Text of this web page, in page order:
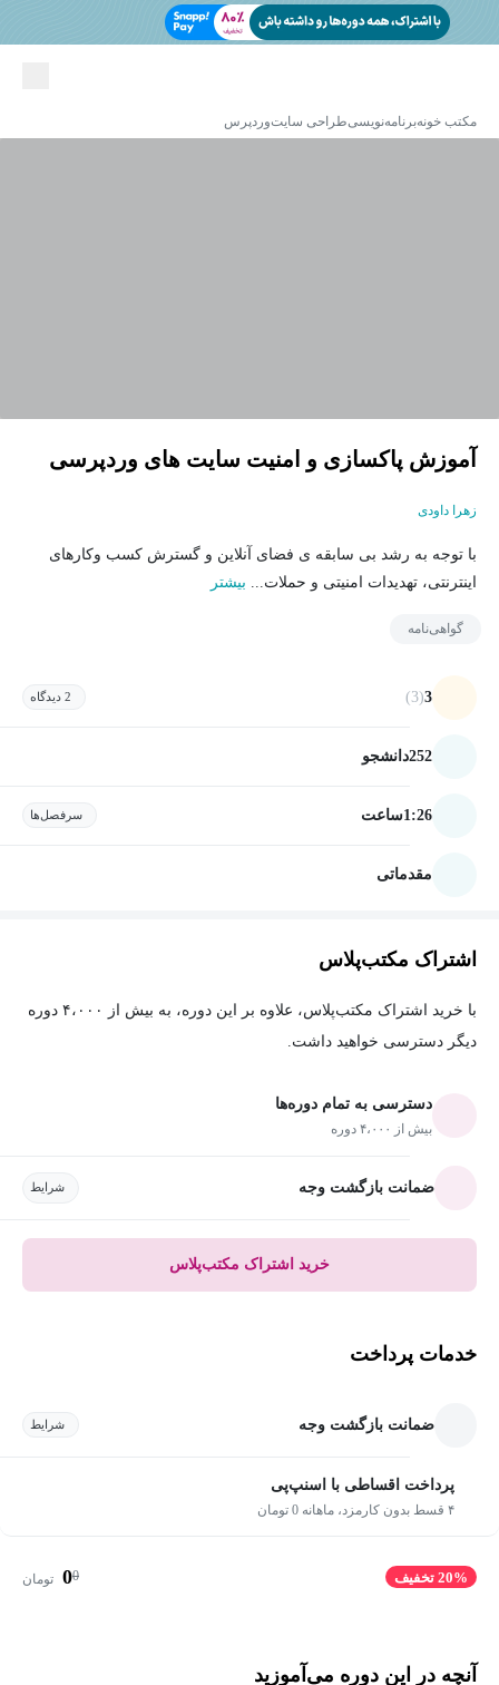
مکتب خونهبرنامه‌نویسیطراحی سایتوردپرس
آموزش پاکسازی و امنیت سایت های وردپرسی
زهرا داودی
با توجه به رشد بی سابقه ی فضای آنلاین و گسترش کسب وکارهای
اینترنتی، تهدیدات امنیتی و حملات... بیشتر
گواهی‌نامه
3
(3) 2 دیدگاه
252دانشجو
1:26ساعت سرفصل‌ها
مقدماتی
اشتراک مکتب‌پلاس
با خرید اشتراک مکتب‌پلاس، علاوه بر این دوره، به بیش از ۴،۰۰۰ دوره
دیگر دسترسی خواهید داشت.
دسترسی به تمام دوره‌ها
بیش از ۴،۰۰۰ دوره
ضمانت بازگشت وجه شرایط
خرید اشتراک مکتب‌پلاس
خدمات پرداخت
ضمانت بازگشت وجه شرایط
پرداخت اقساطی با اسنپ‌پی
۴ قسط بدون کارمزد، ماهانه 0 تومان
20% تخفیف 0
0 تومان
آنچه در این دوره می‌آموزید